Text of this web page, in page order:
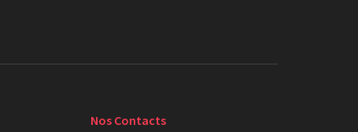
Nos Contacts